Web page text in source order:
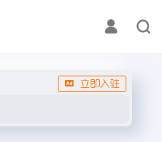
立即入驻